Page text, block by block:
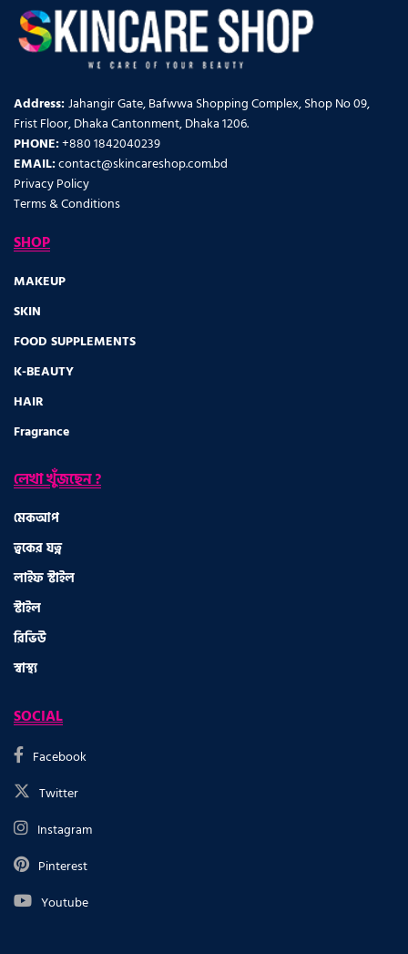
Address:Jahangir Gate, Bafwwa Shopping Complex, Shop No 09,
Frist Floor, Dhaka Cantonment, Dhaka 1206.
PHONE:+880 1842040239
EMAIL:contact@skincareshop.com.bd
Privacy Policy
Terms & Conditions
SHOP
MAKEUP
SKIN
FOOD SUPPLEMENTS
K-BEAUTY
HAIR
Fragrance
লেখা খুঁজছেন ?
মেকআপ
ত্বকের যত্ন
লাইফ স্টাইল
স্টাইল
রিভিউ
স্বাস্থ্য
SOCIAL
Facebook
Twitter
Instagram
Pinterest
Youtube